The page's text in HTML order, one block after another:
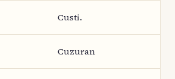
Custi.
Cuzuran